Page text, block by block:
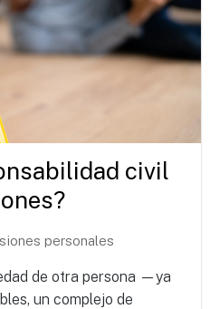
civil
personales
de otra persona —ya
un complejo de